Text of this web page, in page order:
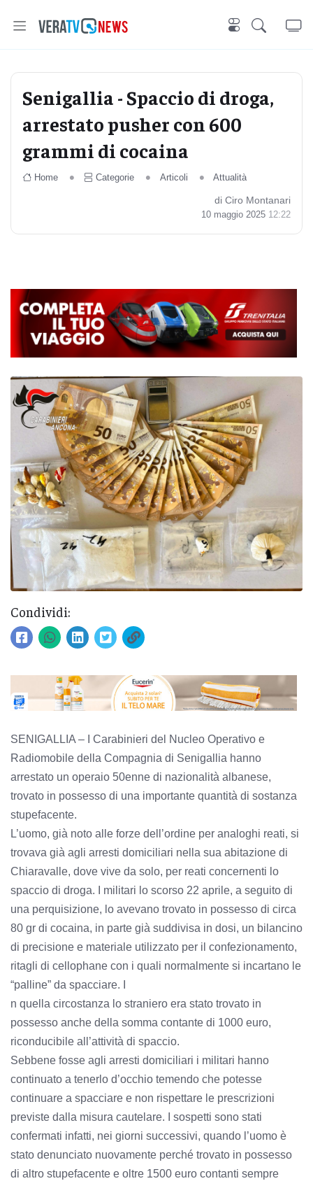
Senigallia - Spaccio di droga,
arrestato pusher con 600
grammi di cocaina
Home Categorie Articoli Attualità
di Ciro Montanari
10 maggio 2025 12:22
Condividi:
SENIGALLIA – I Carabinieri del Nucleo Operativo e
Radiomobile della Compagnia di Senigallia hanno
arrestato un operaio 50enne di nazionalità albanese,
trovato in possesso di una importante quantità di sostanza
stupefacente.
L’uomo, già noto alle forze dell’ordine per analoghi reati, si
trovava già agli arresti domiciliari nella sua abitazione di
Chiaravalle, dove vive da solo, per reati concernenti lo
spaccio di droga. I militari lo scorso 22 aprile, a seguito di
una perquisizione, lo avevano trovato in possesso di circa
80 gr di cocaina, in parte già suddivisa in dosi, un bilancino
di precisione e materiale utilizzato per il confezionamento,
ritagli di cellophane con i quali normalmente si incartano le
“palline” da spacciare. I
n quella circostanza lo straniero era stato trovato in
possesso anche della somma contante di 1000 euro,
riconducibile all’attività di spaccio.
Sebbene fosse agli arresti domiciliari i militari hanno
continuato a tenerlo d’occhio temendo che potesse
continuare a spacciare e non rispettare le prescrizioni
previste dalla misura cautelare. I sospetti sono stati
confermati infatti, nei giorni successivi, quando l’uomo è
stato denunciato nuovamente perché trovato in possesso
di altro stupefacente e oltre 1500 euro contanti sempre